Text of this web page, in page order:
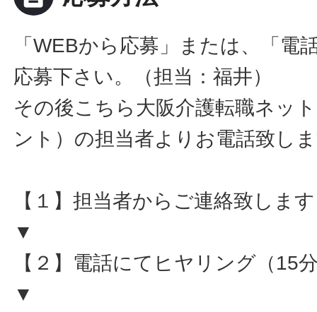
「WEBから応募」または、「電
応募下さい。（担当：福井）
その後こちら大阪介護転職ネッ
ント）の担当者よりお電話致し
【１】担当者からご連絡致します
▼
【２】電話にてヒヤリング（15
▼